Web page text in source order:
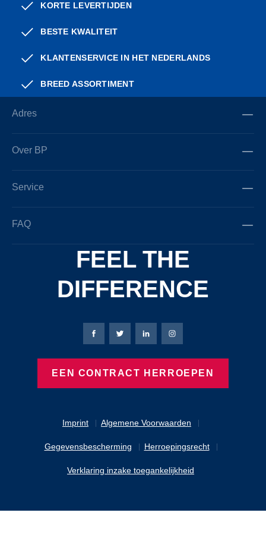
KORTE LEVERTIJDEN
BESTE KWALITEIT
KLANTENSERVICE IN HET NEDERLANDS
BREED ASSORTIMENT
Adres
Over BP
Service
FAQ
FEEL THE
DIFFERENCE
Imprint Algemene Voorwaarden
Gegevensbescherming Herroepingsrecht
Verklaring inzake toegankelijkheid
Bierbaum-Proenen Facebook-pagina
Bierbaum-Proenen X-pagina
Bierbaum-Proenen
Bierbaum-Proenen
EEN CONTRACT HERROEPEN